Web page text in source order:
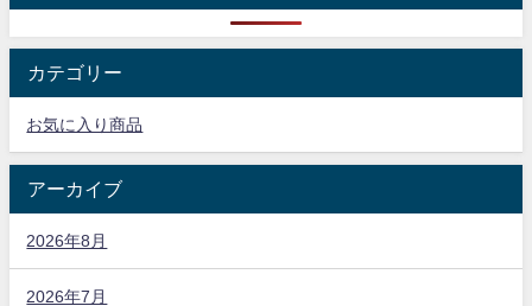
カテゴリー
お気に入り商品
アーカイブ
2026年8月
2026年7月